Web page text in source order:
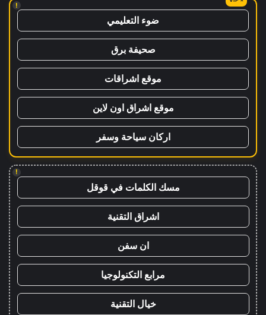
!
ضوء التعليمي
صحيفة برق
موقع اشراقات
موقع اشراق اون لاين
اركان سياحة وسفر
!
مسك الكلمات في قوقل
اشراق التقنية
ان سفن
مرابع التكنولوجيا
خيال التقنية